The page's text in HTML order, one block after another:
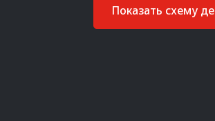
Показать схему